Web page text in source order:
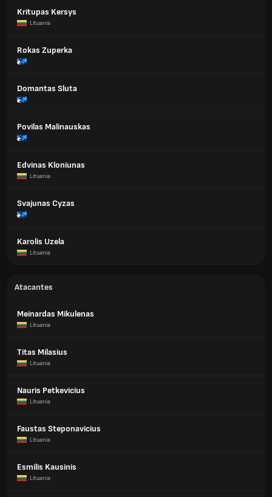
Kritupas Kersys
Lituania
Rokas Zuperka
Domantas Sluta
Povilas Malinauskas
Edvinas Kloniunas
Lituania
Svajunas Cyzas
Karolis Uzela
Lituania
Atacantes
Meinardas Mikulenas
Lituania
Titas Milasius
Lituania
Nauris Petkevicius
Lituania
Faustas Steponavicius
Lituania
Esmilis Kausinis
Lituania